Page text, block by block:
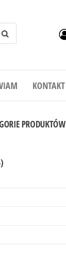
KONTAKT
PRODUKTÓW